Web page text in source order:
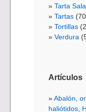
Tarta
Tartas
Tortillas
Verdura
Artículos
Abalón,
haliótidos,